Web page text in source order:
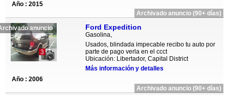
Año : 2015
Archivado anuncio (90+ días)
anuncio
3
Ford Expedition
Gasolina,
Usados, blindada impecable recibo tu auto por
parte de pago verla en el ccct
Ubicación: Libertador, Capital District
Más información y detalles
Año : 2006
Archivado anuncio (90+ días)